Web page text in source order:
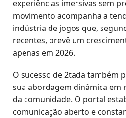
experiências imersivas sem
movimento acompanha a
indústria de jogos que,
recentes, prevê um
apenas em 2026.
O sucesso de 2tada também
sua abordagem dinâmica em
da comunidade. O portal
comunicação aberto e